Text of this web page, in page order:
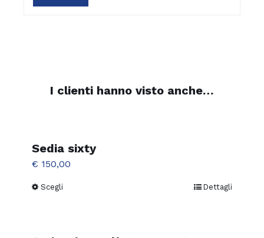
I clienti hanno visto anche…
Sedia sixty
€ 150,00
ScegliQuesto
Dettagli